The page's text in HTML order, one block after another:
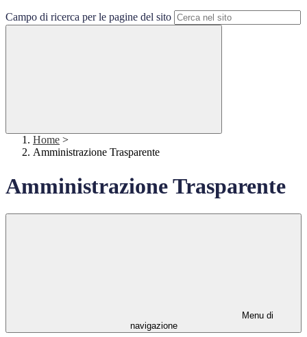
Campo di ricerca per le pagine del sito
Home >
Amministrazione Trasparente
Amministrazione Trasparente
Menu di
navigazione